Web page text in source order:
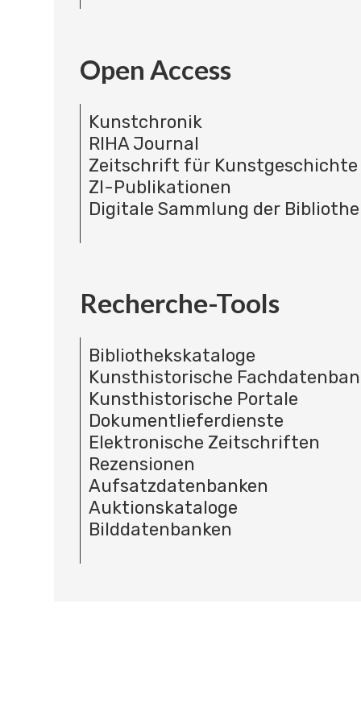
Open Access
Kunstchronik
RIHA Journal
Zeitschrift für Kunstgeschichte
ZI-Publikationen
Digitale Sammlung der
Recherche-Tools
Bibliothekskataloge
Kunsthistorische
Kunsthistorische Portale
Dokumentlieferdienste
Elektronische Zeitschriften
Rezensionen
Aufsatzdatenbanken
Auktionskataloge
Bilddatenbanken